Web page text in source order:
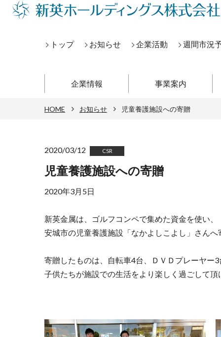
トップ お知らせ 企業活動 週間市況
企業情報 事業案内
HOME お知らせ 児童養護施設への寄贈
2020/03/12 CSR
児童養護施設への寄贈
2020年3月5日
新英金属は、ゴルフコンペで集めた資金を使い、
安城市の児童養護施設「なかよしこよし」さんへ
寄贈したものは、自転車4台、ＤＶＤプレーヤー
子供たちが施設での生活をより楽しく過ごして